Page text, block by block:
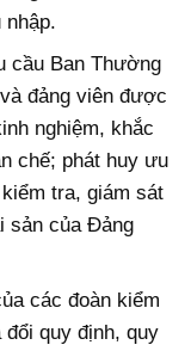
cầu Ban Thường
đảng viên được
nghiệm, khắc
chế; phát huy ưu
tra, giám sát
sản của Đảng
các đoàn kiểm
quy định, quy